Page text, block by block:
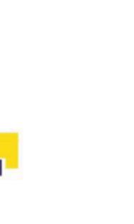
z tego regionu: